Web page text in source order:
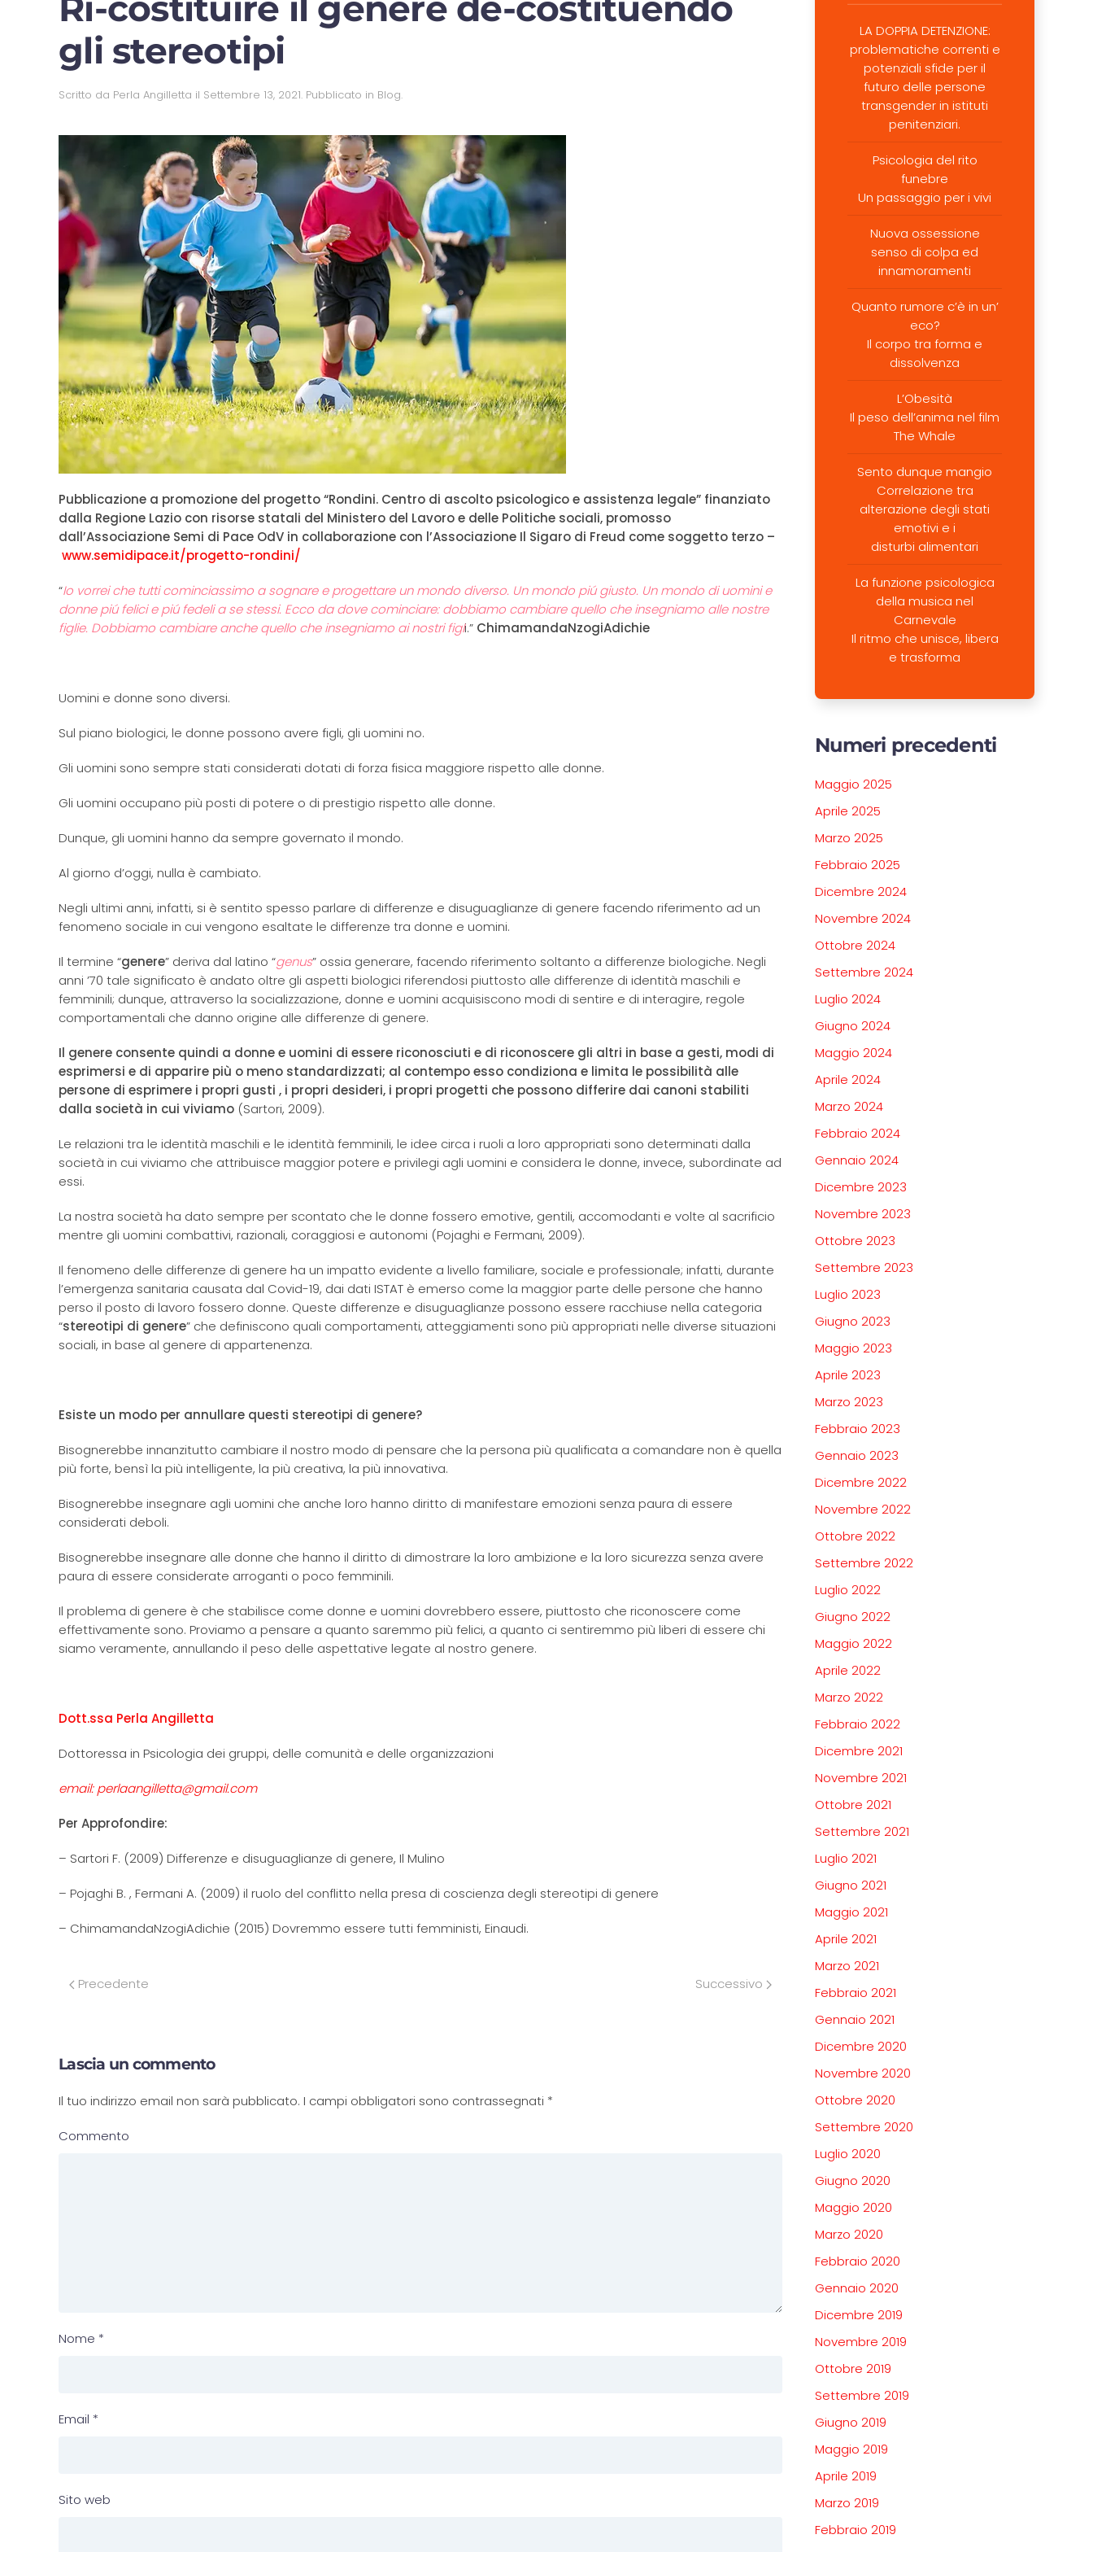
gli stereotipi
Scritto da Perla Angilletta il Settembre 13, 2021. Pubblicato in Blog.
Pubblicazione a promozione del progetto “Rondini. Centro di ascolto psicologico e assistenza legale” finanziato
dalla Regione Lazio con risorse statali del Ministero del Lavoro e delle Politiche sociali, promosso
dall’Associazione Semi di Pace OdV in collaborazione con l’Associazione Il Sigaro di Freud come soggetto terzo –
www.semidipace.it/progetto-rondini/
“Io vorrei che tutti cominciassimo a sognare e progettare un mondo diverso. Un mondo piú giusto. Un mondo di uomini e
donne piú felici e piú fedeli a se stessi. Ecco da dove cominciare: dobbiamo cambiare quello che insegniamo alle nostre
figlie. Dobbiamo cambiare anche quello che insegniamo ai nostri figli.” ChimamandaNzogiAdichie
Uomini e donne sono diversi.
Sul piano biologici, le donne possono avere figli, gli uomini no.
Gli uomini sono sempre stati considerati dotati di forza fisica maggiore rispetto alle donne.
Gli uomini occupano più posti di potere o di prestigio rispetto alle donne.
Dunque, gli uomini hanno da sempre governato il mondo.
Al giorno d’oggi, nulla è cambiato.
Negli ultimi anni, infatti, si è sentito spesso parlare di differenze e disuguaglianze di genere facendo riferimento ad un
fenomeno sociale in cui vengono esaltate le differenze tra donne e uomini.
Il termine “genere” deriva dal latino “genus” ossia generare, facendo riferimento soltanto a differenze biologiche. Negli
anni ’70 tale significato è andato oltre gli aspetti biologici riferendosi piuttosto alle differenze di identità maschili e
femminili; dunque, attraverso la socializzazione, donne e uomini acquisiscono modi di sentire e di interagire, regole
comportamentali che danno origine alle differenze di genere.
Il genere consente quindi a donne e uomini di essere riconosciuti e di riconoscere gli altri in base a gesti, modi di
esprimersi e di apparire più o meno standardizzati; al contempo esso condiziona e limita le possibilità alle
persone di esprimere i propri gusti , i propri desideri, i propri progetti che possono differire dai canoni stabiliti
dalla società in cui viviamo (Sartori, 2009).
Le relazioni tra le identità maschili e le identità femminili, le idee circa i ruoli a loro appropriati sono determinati dalla
società in cui viviamo che attribuisce maggior potere e privilegi agli uomini e considera le donne, invece, subordinate ad
essi.
La nostra società ha dato sempre per scontato che le donne fossero emotive, gentili, accomodanti e volte al sacrificio
mentre gli uomini combattivi, razionali, coraggiosi e autonomi (Pojaghi e Fermani, 2009).
Il fenomeno delle differenze di genere ha un impatto evidente a livello familiare, sociale e professionale; infatti, durante
l’emergenza sanitaria causata dal Covid-19, dai dati ISTAT è emerso come la maggior parte delle persone che hanno
perso il posto di lavoro fossero donne. Queste differenze e disuguaglianze possono essere racchiuse nella categoria
“stereotipi di genere” che definiscono quali comportamenti, atteggiamenti sono più appropriati nelle diverse situazioni
sociali, in base al genere di appartenenza.
Esiste un modo per annullare questi stereotipi di genere?
Bisognerebbe innanzitutto cambiare il nostro modo di pensare che la persona più qualificata a comandare non è quella
più forte, bensì la più intelligente, la più creativa, la più innovativa.
Bisognerebbe insegnare agli uomini che anche loro hanno diritto di manifestare emozioni senza paura di essere
considerati deboli.
Bisognerebbe insegnare alle donne che hanno il diritto di dimostrare la loro ambizione e la loro sicurezza senza avere
paura di essere considerate arroganti o poco femminili.
Il problema di genere è che stabilisce come donne e uomini dovrebbero essere, piuttosto che riconoscere come
effettivamente sono. Proviamo a pensare a quanto saremmo più felici, a quanto ci sentiremmo più liberi di essere chi
siamo veramente, annullando il peso delle aspettative legate al nostro genere.
Dott.ssa Perla Angilletta
Dottoressa in Psicologia dei gruppi, delle comunità e delle organizzazioni
email: perlaangilletta@gmail.com
Per Approfondire:
– Sartori F. (2009) Differenze e disuguaglianze di genere, Il Mulino
– Pojaghi B. , Fermani A. (2009) il ruolo del conflitto nella presa di coscienza degli stereotipi di genere
– ChimamandaNzogiAdichie (2015) Dovremmo essere tutti femministi, Einaudi.
Precedente Successivo
Lascia un commento
Il tuo indirizzo email non sarà pubblicato. I campi obbligatori sono contrassegnati *
Commento
Nome *
Email *
Sito web
LA DOPPIA DETENZIONE:
problematiche correnti e
potenziali sfide per il
futuro delle persone
transgender in istituti
penitenziari.
Psicologia del rito
funebre
Un passaggio per i vivi
Nuova ossessione
senso di colpa ed
innamoramenti
Quanto rumore c’è in un’
eco?
Il corpo tra forma e
dissolvenza
L’Obesità
Il peso dell’anima nel film
The Whale
Sento dunque mangio
Correlazione tra
alterazione degli stati
emotivi e i
disturbi alimentari
La funzione psicologica
della musica nel
Carnevale
Il ritmo che unisce, libera
e trasforma
Numeri precedenti
Maggio 2025
Aprile 2025
Marzo 2025
Febbraio 2025
Dicembre 2024
Novembre 2024
Ottobre 2024
Settembre 2024
Luglio 2024
Giugno 2024
Maggio 2024
Aprile 2024
Marzo 2024
Febbraio 2024
Gennaio 2024
Dicembre 2023
Novembre 2023
Ottobre 2023
Settembre 2023
Luglio 2023
Giugno 2023
Maggio 2023
Aprile 2023
Marzo 2023
Febbraio 2023
Gennaio 2023
Dicembre 2022
Novembre 2022
Ottobre 2022
Settembre 2022
Luglio 2022
Giugno 2022
Maggio 2022
Aprile 2022
Marzo 2022
Febbraio 2022
Dicembre 2021
Novembre 2021
Ottobre 2021
Settembre 2021
Luglio 2021
Giugno 2021
Maggio 2021
Aprile 2021
Marzo 2021
Febbraio 2021
Gennaio 2021
Dicembre 2020
Novembre 2020
Ottobre 2020
Settembre 2020
Luglio 2020
Giugno 2020
Maggio 2020
Marzo 2020
Febbraio 2020
Gennaio 2020
Dicembre 2019
Novembre 2019
Ottobre 2019
Settembre 2019
Giugno 2019
Maggio 2019
Aprile 2019
Marzo 2019
Febbraio 2019